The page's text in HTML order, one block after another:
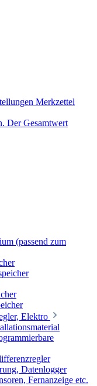
Merkzettel
Der Gesamtwert
(passend zum
Elektro
Datenlogger
Fernanzeige etc.